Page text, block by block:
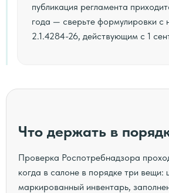
публикация регламента
года — сверьте формулировки
2.1.4284-26, действующим с 1
Что держать в
Проверка Роспотребнадзора
когда в салоне в порядке три вещи:
маркированный инвентарь,